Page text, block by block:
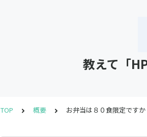
教えて「
TOP 概要 お弁当は８０食限定ですか